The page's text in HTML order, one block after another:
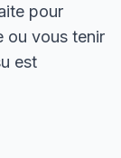
pour
ou vous tenir
est